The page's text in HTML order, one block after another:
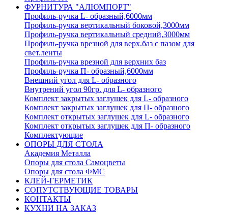
ФУРНИТУРА "АЛЮМПОРТ"
Профиль-ручка L- образный,6000мм
Профиль-ручка вертикальный боковой,3000мм
Профиль-ручка вертикальный средний,3000мм
Профиль-ручка врезной для верх.баз с пазом для
свет.ленты
Профиль-ручка врезной для верхних баз
Профиль-ручка П- образный,6000мм
Внешний угол для L- образного
Внутрений угол 90гр. для L- образного
Комплект закрытых заглушек для L- образного
Комплект закрытых заглушек для П- образного
Комплект открытых заглушек для L- образного
Комплект открытых заглушек для П- образного
Комплектующие
ОПОРЫ ДЛЯ СТОЛА
Академия Металла
Опоры для стола Самоцветы
Опоры для стола ФМС
КЛЕЙ-ГЕРМЕТИК
СОПУТСТВУЮЩИЕ ТОВАРЫ
КОНТАКТЫ
КУХНИ НА ЗАКАЗ